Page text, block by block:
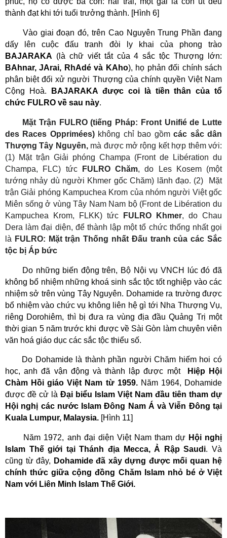
thành đạt khi tới tuổi trưởng thành. [Hình 6]
Vào giai đoạn đó, trên Cao Nguyên Trung Phần đang
dấy lên cuộc đấu tranh đòi ly khai của phong trào
BAJARAKA (là chữ viết tắt của 4 sắc tộc Thượng lớn:
BAhnar, JArai, RhAdé và KAho), họ phản đối chính sách
phân biệt đối xử người Thượng của chính quyền Việt Nam
Cộng Hoà.
BAJARAKA được coi là tiền thân của tổ
chức FULRO về sau này.
Mặt Trận FULRO(tiếng Pháp: Front Unifié de Lutte
des Races Opprimées) không chỉ bao gồmcác sắc dân
Thượng Tây Nguyên,mà được mở rộng kết hợp thêm với:
(1) Mặt trận Giải phóng Champa (Front de Libération du
Champa, FLC) tức
FULRO Chăm, do Les Kosem (một
tướng nhảy dù người Khmer gốc Chăm) lãnh đạo. (2)
Mặt
trận Giải phóng Kampuchea Krom của nhóm người Việt gốc
Miên sống ở vùngTây Nam Nam bộ (Front de Libération du
Kampuchea Krom, FLKK) tức
FULRO Khmer, do Chau
Dera làm đại diện, để thành lập một tổ chức thống nhất gọi
là FULRO: Mặt trận Thống nhất Đấu tranh của các Sắc
tộc bị Áp bức
Do những biến động trên, Bộ Nội vụ VNCH lúc đó đã
không bổ nhiệm những khoá sinh sắc tộc tốt nghiệp vào các
nhiệm sở trên vùng Tây Nguyên. Dohamide ra trường được
bổ nhiệm vào chức vụ không liên hệ gì tới Nha Thượng Vụ,
riêng Dorohiêm, thì bị đưa ra vùng địa đầu Quảng Trị một
thời gian 5 năm trước khi được về Sài Gòn làm chuyên viên
văn hoá giáo dục các sắc tộc thiểu số.
Do Dohamide là thành phần người Chăm hiếm hoi có
học, anh đã vận động và thành lập được một
Hiệp Hội
Chàm Hồi giáo Việt Nam từ 1959.Năm 1964, Dohamide
được đề cử là Đại biểu Islam Việt Nam đầu tiên tham dự
Hội nghị các nước Islam Đông Nam Á và Viễn Đông tại
Kuala Lumpur, Malaysia. [Hình 11]
Năm 1972, anh đại diện Việt Nam tham dự Hội nghị
Islam Thế giới tại Thánh địa Mecca, Ả Rập Saudi. Và
cũng từ đây, Dohamide đã xây dựng được mối quan hệ
chính thức giữa cộng đồng Chăm Islam nhỏ bé ở Việt
Nam với Liên Minh Islam Thế Giới.